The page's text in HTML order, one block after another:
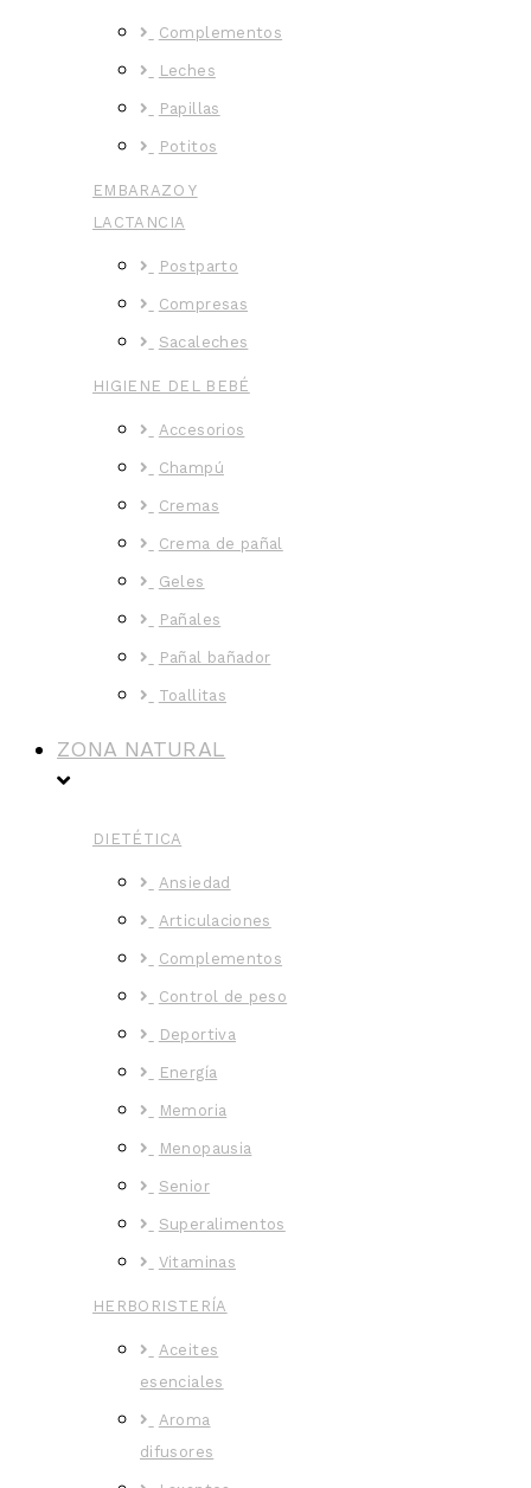
Complementos
Leches
Papillas
Potitos
EMBARAZO Y
LACTANCIA
Postparto
Compresas
Sacaleches
HIGIENE DEL BEBÉ
Accesorios
Champú
Cremas
Crema de pañal
Geles
Pañales
Pañal bañador
Toallitas
ZONA NATURAL
DIETÉTICA
Ansiedad
Articulaciones
Complementos
Control de peso
Deportiva
Energía
Memoria
Menopausia
Senior
Superalimentos
Vitaminas
HERBORISTERÍA
Aceites
esenciales
Aroma
difusores